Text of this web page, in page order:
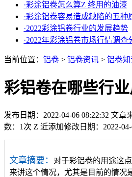
·彩涂铝卷怎么算Z 终用的油漆
·彩涂铝卷容易造成缺陷的五种
·2022彩涂铝卷行业的发展趋势
·2022年彩涂铝卷市场行情调查
当前位置： 铝卷 > 铝卷资讯 > 铝卷知
彩铝卷在哪些行
发布日期：2022-04-06 08:22:32 文章
数：1次 Z 近添加修改日期：2022-04-
文章摘要：
对于彩铝卷的用途这
来讲这个情况，尤其是目前的情况